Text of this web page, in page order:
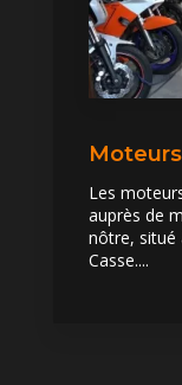
Les
auprès de
nôtre, situé
Casse....